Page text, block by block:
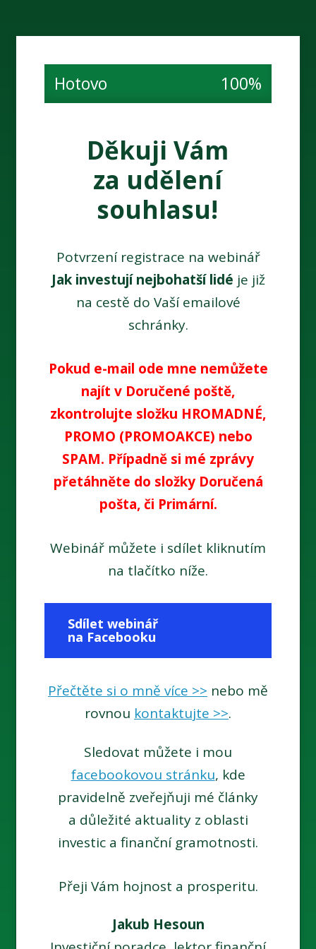
Hotovo 100%
Děkuji Vám
za udělení
souhlasu!
Potvrzení registrace na webinář
Jak investují nejbohatší lidé je již
na cestě do Vaší emailové
schránky.
Pokud e-mail ode mne nemůžete
najít v Doručené poště,
zkontrolujte složku HROMADNÉ,
PROMO (PROMOAKCE) nebo
SPAM. Případně si mé zprávy
přetáhněte do složky Doručená
pošta, či Primární.
Webinář můžete i sdílet kliknutím
na tlačítko níže.
Sdílet webinář
na Facebooku
Přečtěte si o mně více >> nebo mě
rovnou kontaktujte >>.
Sledovat můžete i mou
facebookovou stránku, kde
pravidelně zveřejňuji mé články
a důležité aktuality z oblasti
investic a finanční gramotnosti.
Přeji Vám hojnost a prosperitu.
Jakub Hesoun